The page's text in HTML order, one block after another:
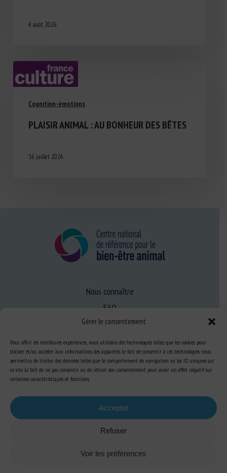
Gérer le consentement
Pour offrir les meilleures expériences, nous utilisons des technologies telles que les cookies pour
stocker et/ou accéder aux informations des appareils. Le fait de consentir à ces technologies nous
permettra de traiter des données telles que le comportement de navigation ou les ID uniques sur
ce site. Le fait de ne pas consentir ou de retirer son consentement peut avoir un effet négatif sur
certaines caractéristiques et fonctions.
Accepter
Refuser
Voir les préférences
4 août 2026
Cognition-émotions
PLAISIR ANIMAL : AU BONHEUR DES BÊTES
16 juillet 2026
Nous connaître
FAQ
Expertise
S’informer sur le BEA
Se former au BEA
Ressources
S’abonner aux actualités